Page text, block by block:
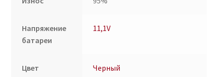
Напряжение
батареи
11,1V
Цвет Черный